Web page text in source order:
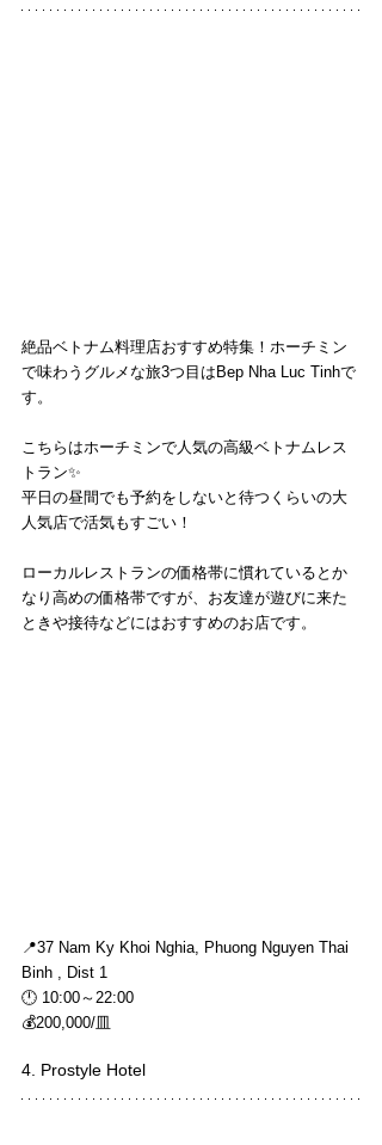
絶品ベトナム料理店おすすめ特集！ホーチミン
で味わうグルメな旅3つ目はBep Nha Luc Tinhで
す。
こちらはホーチミンで人気の高級ベトナムレス
トラン✨
平日の昼間でも予約をしないと待つくらいの大
人気店で活気もすごい！
ローカルレストランの価格帯に慣れているとか
なり高めの価格帯ですが、お友達が遊びに来た
ときや接待などにはおすすめのお店です。
📍37 Nam Ky Khoi Nghia, Phuong Nguyen Thai
Binh , Dist 1
🕛 10:00～22:00
💰200,000/皿
4. Prostyle Hotel